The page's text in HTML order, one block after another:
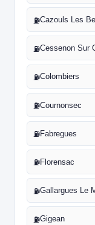
⛽Cazouls Les
⛽Cessenon Sur
⛽Colombiers
⛽Cournonsec
⛽Fabregues
⛽Florensac
⛽Gallargues Le
⛽Gigean